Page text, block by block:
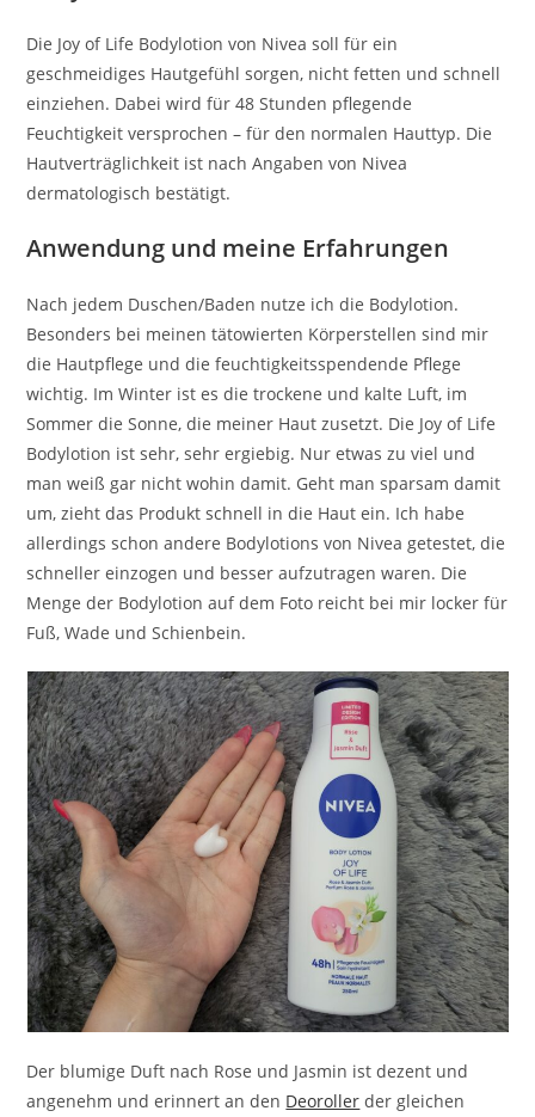
Die Joy of Life Bodylotion von Nivea soll für ein
geschmeidiges Hautgefühl sorgen, nicht fetten und schnell
einziehen. Dabei wird für 48 Stunden pflegende
Feuchtigkeit versprochen – für den normalen Hauttyp. Die
Hautverträglichkeit ist nach Angaben von Nivea
dermatologisch bestätigt.
Anwendung und meine Erfahrungen
Nach jedem Duschen/Baden nutze ich die Bodylotion.
Besonders bei meinen tätowierten Körperstellen sind mir
die Hautpflege und die feuchtigkeitsspendende Pflege
wichtig. Im Winter ist es die trockene und kalte Luft, im
Sommer die Sonne, die meiner Haut zusetzt. Die Joy of Life
Bodylotion ist sehr, sehr ergiebig. Nur etwas zu viel und
man weiß gar nicht wohin damit. Geht man sparsam damit
um, zieht das Produkt schnell in die Haut ein. Ich habe
allerdings schon andere Bodylotions von Nivea getestet, die
schneller einzogen und besser aufzutragen waren. Die
Menge der Bodylotion auf dem Foto reicht bei mir locker für
Fuß, Wade und Schienbein.
Der blumige Duft nach Rose und Jasmin ist dezent und
angenehm und erinnert an den Deoroller der gleichen